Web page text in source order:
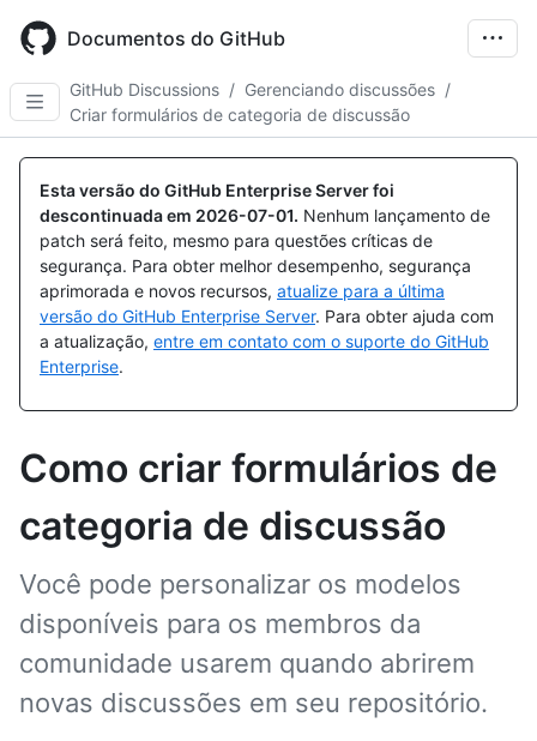
main
content
Documentos do GitHub
GitHub Discussions / Gerenciando discussões /
Criar formulários de categoria de discussão
Esta versão do GitHub Enterprise Server foi
descontinuada em 2026-07-01. Nenhum lançamento de
patch será feito, mesmo para questões críticas de
segurança. Para obter melhor desempenho, segurança
aprimorada e novos recursos, atualize para a última
versão do GitHub Enterprise Server. Para obter ajuda com
a atualização, entre em contato com o suporte do GitHub
Enterprise.
Como criar formulários de
categoria de discussão
Você pode personalizar os modelos
disponíveis para os membros da
comunidade usarem quando abrirem
novas discussões em seu repositório.